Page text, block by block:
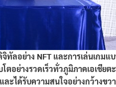
ลอย่าง NFT และการเล่นเกมแ
อย่างรวดเร็วทั่วภูมิภาคเอเชียต
ะได้รับความสนใจอย่างกว้างข